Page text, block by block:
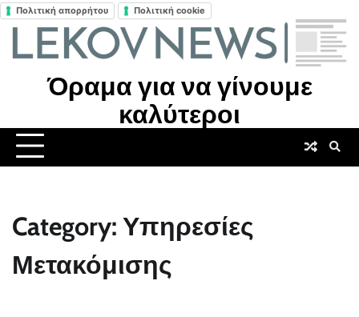
Πολιτική απορρήτου Πολιτική cookie
Skip
Όραμα για να γίνουμε
καλύτεροι
Category: Υπηρεσίες
Μετακόμισης